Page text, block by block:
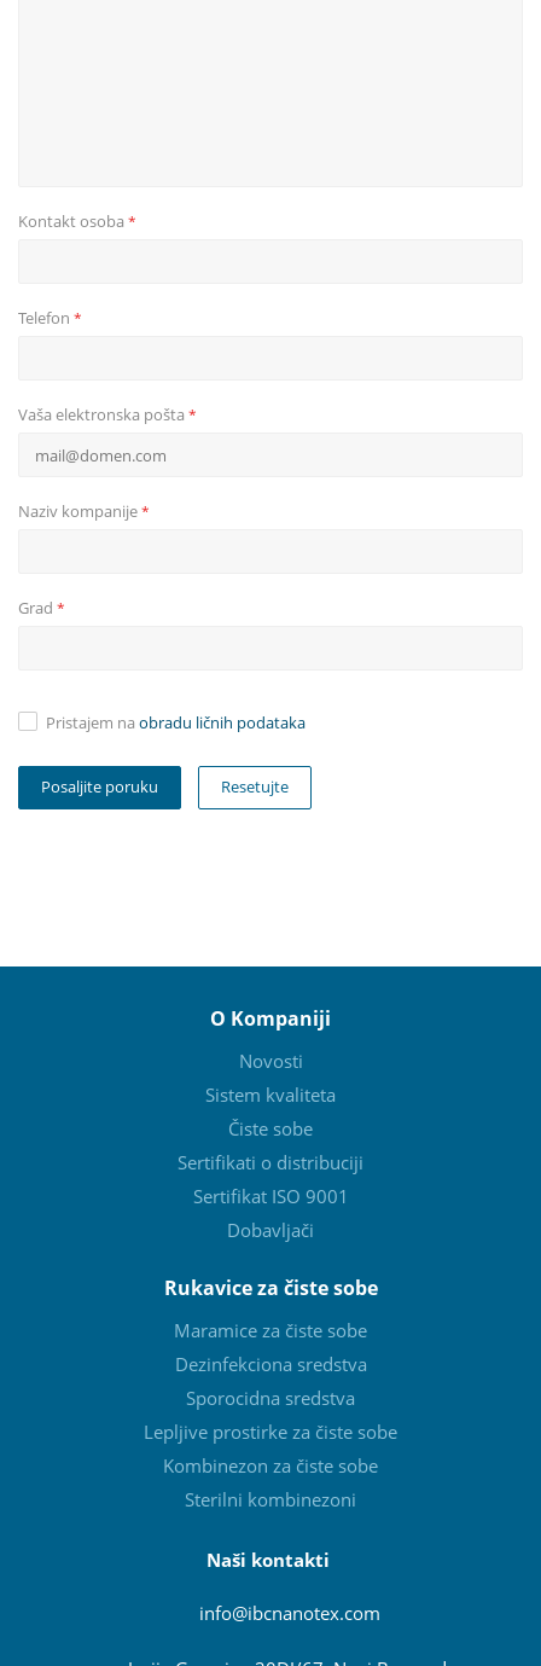
Kontakt osoba *
Telefon *
Vaša elektronska pošta *
Naziv kompanije*
Grad *
Pristajem na obradu ličnih podataka
Resetujte
O Kompaniji
Novosti
Sistem kvaliteta
Čiste sobe
Sertifikati o distribuciji
Sertifikat ISO 9001
Dobavljači
Rukavice za čiste sobe
Maramice za čiste sobe
Dezinfekciona sredstva
Sporocidna sredstva
Lepljive prostirke za čiste sobe
Kombinezon za čiste sobe
Sterilni kombinezoni
Naši kontakti
info@ibcnanotex.com